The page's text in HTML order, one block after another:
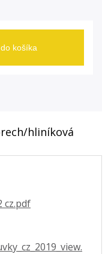
košíka
hliníková
cz.pdf